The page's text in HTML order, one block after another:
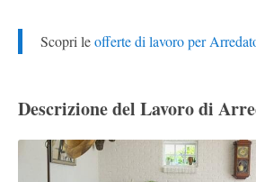
Blog
Pubblica
Offerte
Scopri leofferte di lavoro per
Descrizione del Lavoro di